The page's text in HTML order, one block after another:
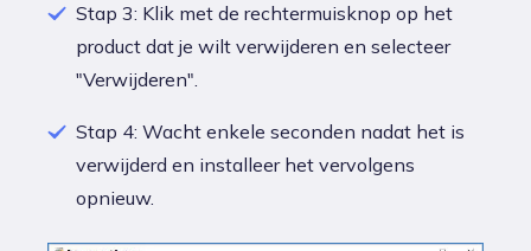
Stap 3: Klik met de rechtermuisknop op het
product dat je wilt verwijderen en selecteer
"Verwijderen".
Stap 4: Wacht enkele seconden nadat het is
verwijderd en installeer het vervolgens
opnieuw.